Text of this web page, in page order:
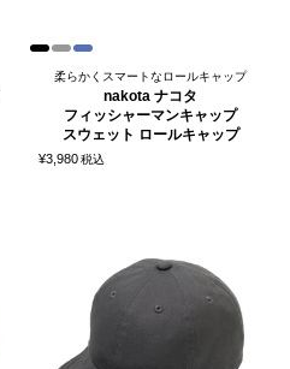
柔らかくスマートなロールキャップ
nakota ナコタ
フィッシャーマンキャップ
スウェット ロールキャップ
¥3,980税込